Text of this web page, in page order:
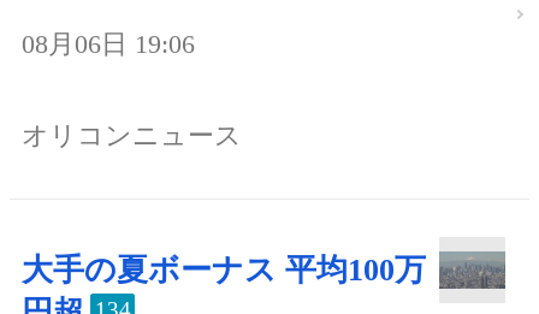
08月06日 19:06
オリコンニュース
大手の夏ボーナス 平均100万